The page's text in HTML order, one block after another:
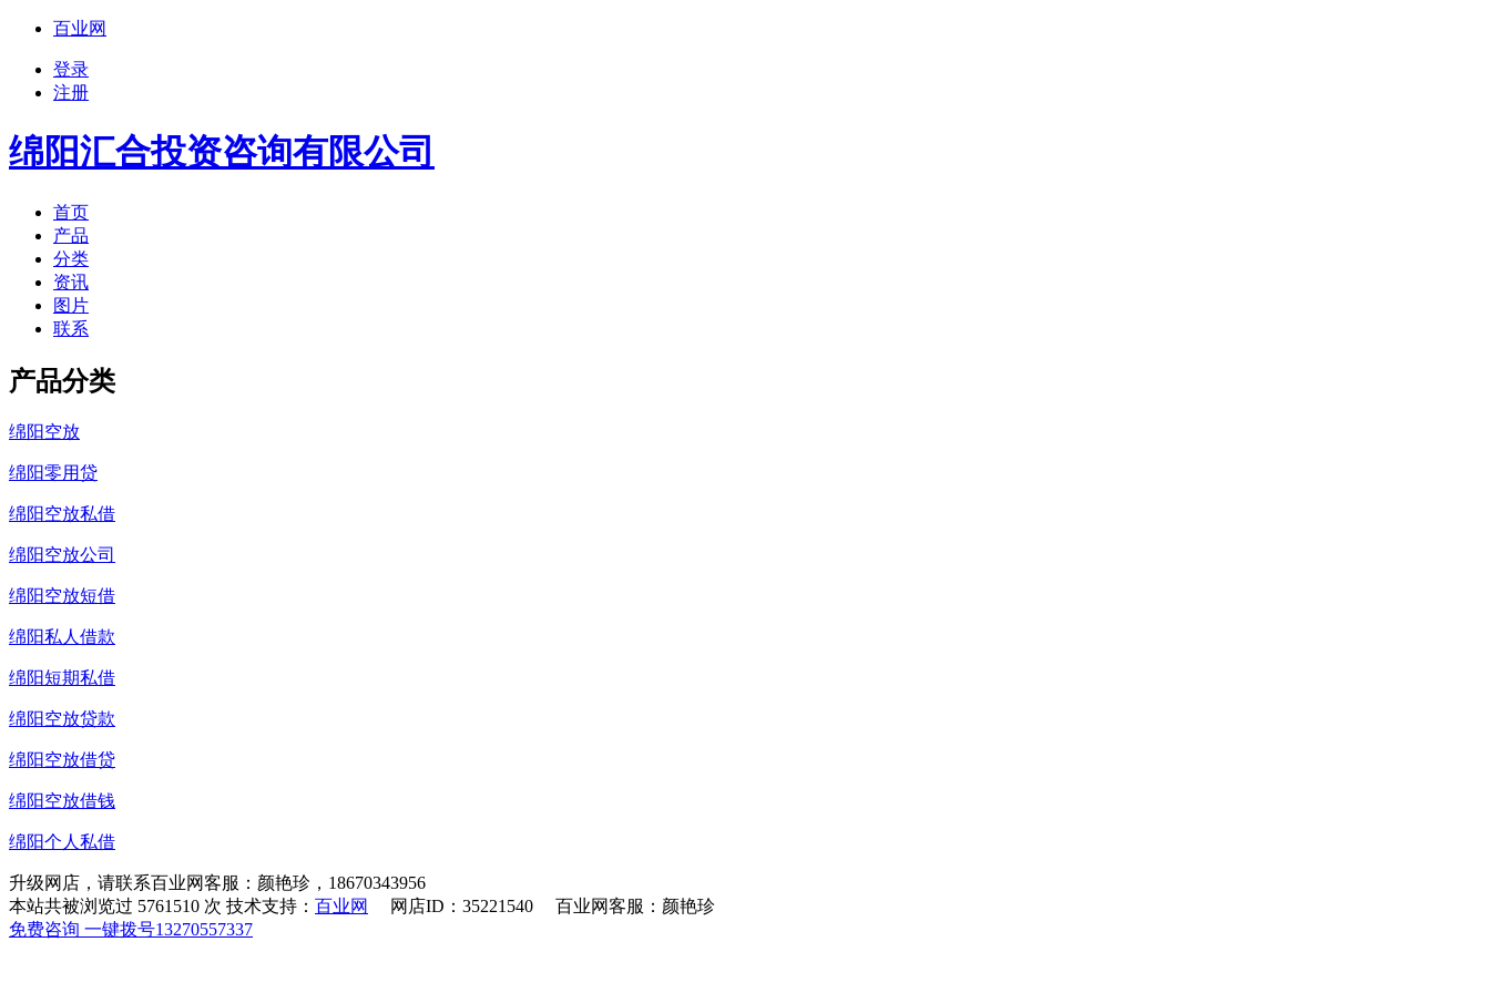
百业网
登录
注册
绵阳汇合投资咨询有限公司
首页
产品
分类
资讯
图片
联系
产品分类
绵阳空放
绵阳零用贷
绵阳空放私借
绵阳空放公司
绵阳空放短借
绵阳私人借款
绵阳短期私借
绵阳空放贷款
绵阳空放借贷
绵阳空放借钱
绵阳个人私借
升级网店，请联系百业网客服：颜艳珍， 18670343956
本站共被浏览过 5761510 次 技术支持： 百业网
网店ID：35221540 百业网客服：颜艳珍
免费咨询 一键拨号13270557337